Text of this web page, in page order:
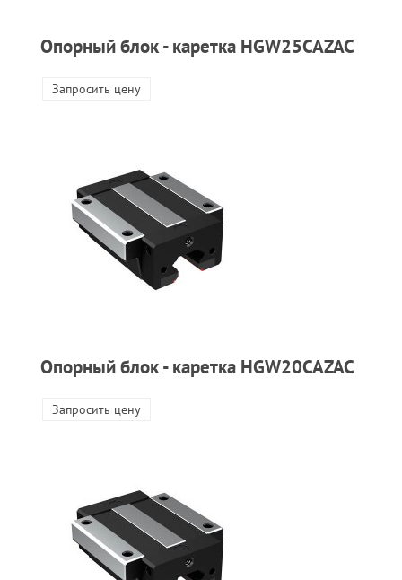
Опорный блок - каретка HGW25CAZAC
Запросить цену
Опорный блок - каретка HGW20CAZAC
Запросить цену